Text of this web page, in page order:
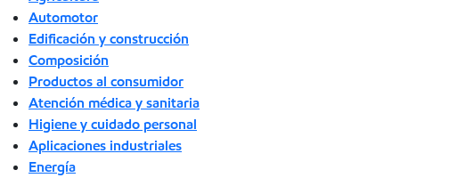
Automotor
Edificación y construcción
Composición
Productos al consumidor
Atención médica y sanitaria
Higiene y cuidado personal
Aplicaciones industriales
Energía